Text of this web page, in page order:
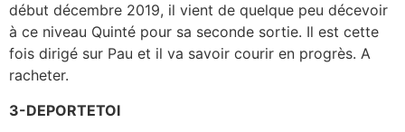
début décembre 2019, il vient de quelque peu décevoir
à ce niveau Quinté pour sa seconde sortie. Il est cette
fois dirigé sur Pau et il va savoir courir en progrès. A
racheter.
3-DEPORTETOI